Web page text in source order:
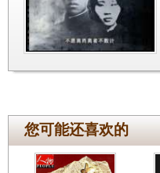
您可能还喜欢的